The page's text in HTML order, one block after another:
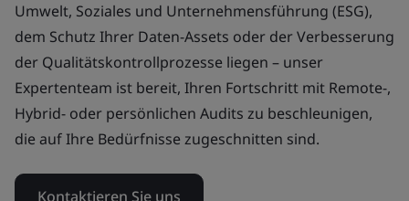
Umwelt, Soziales und Unternehmensführung (ESG),
dem Schutz Ihrer Daten-Assets oder der Verbesserung
der Qualitätskontrollprozesse liegen – unser
Expertenteam ist bereit, Ihren Fortschritt mit Remote-,
Hybrid- oder persönlichen Audits zu beschleunigen,
die auf Ihre Bedürfnisse zugeschnitten sind.
Kontaktieren Sie uns